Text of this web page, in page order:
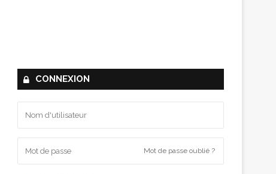
CONNEXION
Mot de passe oublié ?